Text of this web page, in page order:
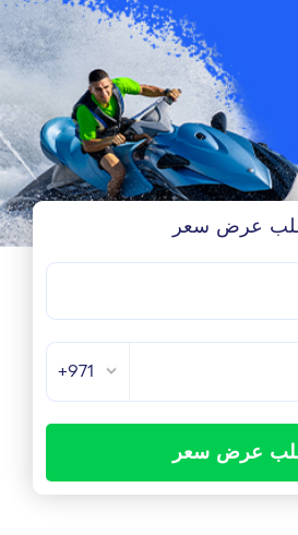
عرض سعر
+971
عرض سعر